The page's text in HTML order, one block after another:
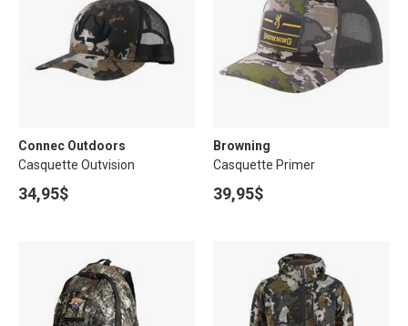
Connec Outdoors
Casquette Outvision
34,95$
Browning
Casquette Primer
39,95$